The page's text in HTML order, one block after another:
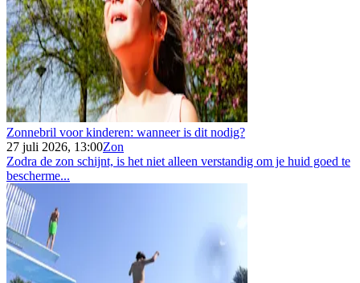
Zonnebril voor kinderen: wanneer is dit nodig?
27 juli 2026, 13:00Zon
Zodra de zon schijnt, is het niet alleen verstandig om je huid goed te
bescherme...